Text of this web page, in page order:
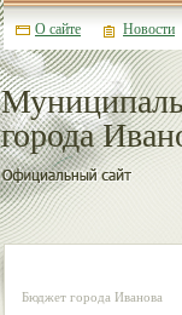
города
О сайте Новости
Бюджет города Иванова